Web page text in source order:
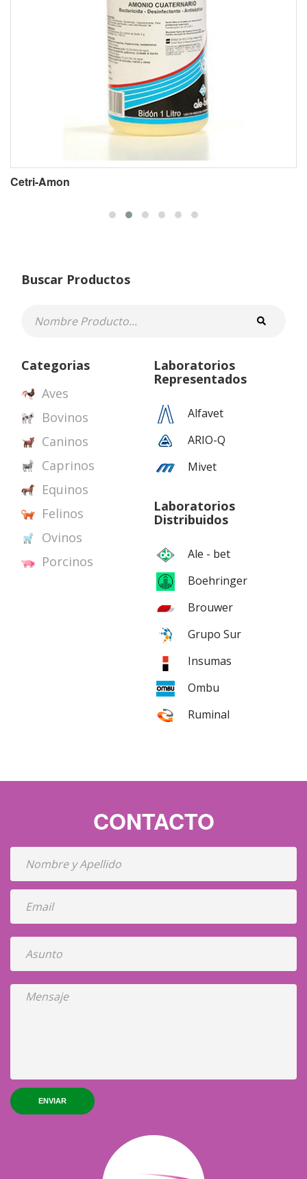
Cetri-Amon
Buscar Productos
Categorias
Aves
Bovinos
Caninos
Caprinos
Equinos
Felinos
Ovinos
Porcinos
Laboratorios
Representados
Alfavet
ARIO-Q
Mivet
Laboratorios
Distribuidos
Ale - bet
Boehringer
Brouwer
Grupo Sur
Insumas
Ombu
Ruminal
CONTACTO
ENVIAR